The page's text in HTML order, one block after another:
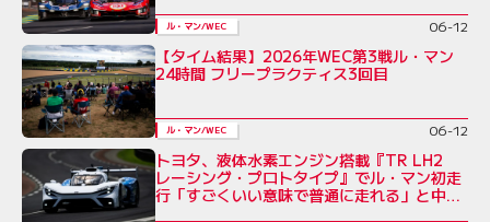
ル・マン/WEC 06-12
【タイム結果】2026年WEC第3戦ル・マン
24時間 フリープラクティス3回目
ル・マン/WEC 06-12
トヨタ、液体水素エンジン搭載『TR LH2
レーシング・プロトタイプ』でル・マン初走
行「すごくいい意味で普通に走れる」と中嶋